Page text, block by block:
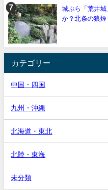
城ぶら「荒井
か？北条の狼煙
カテゴリー
中国・四国
九州・沖縄
北海道・東北
北陸・東海
未分類